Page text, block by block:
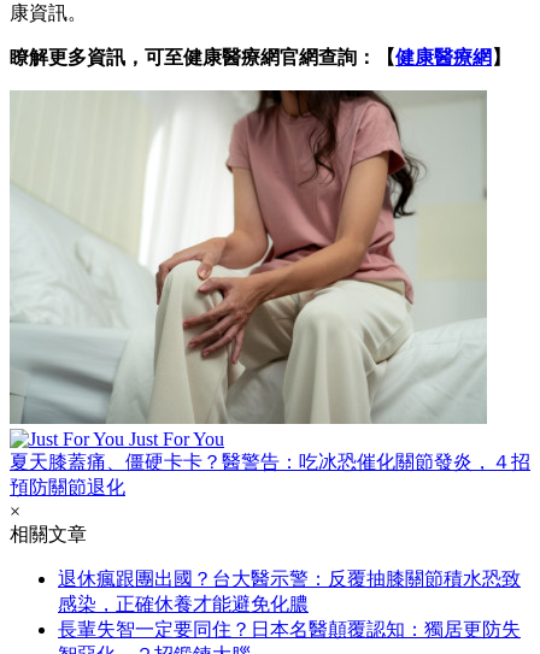
康資訊。
瞭解更多資訊，可至健康醫療網官網查詢：【健康醫療網 】
Just For You
夏天膝蓋痛、僵硬卡卡？醫警告：吃冰恐催化關節發炎，４招
預防關節退化
×
相關文章
退休瘋跟團出國？台大醫示警：反覆抽膝關節積水恐致
感染，正確休養才能避免化膿
長輩失智一定要同住？日本名醫顛覆認知：獨居更防失